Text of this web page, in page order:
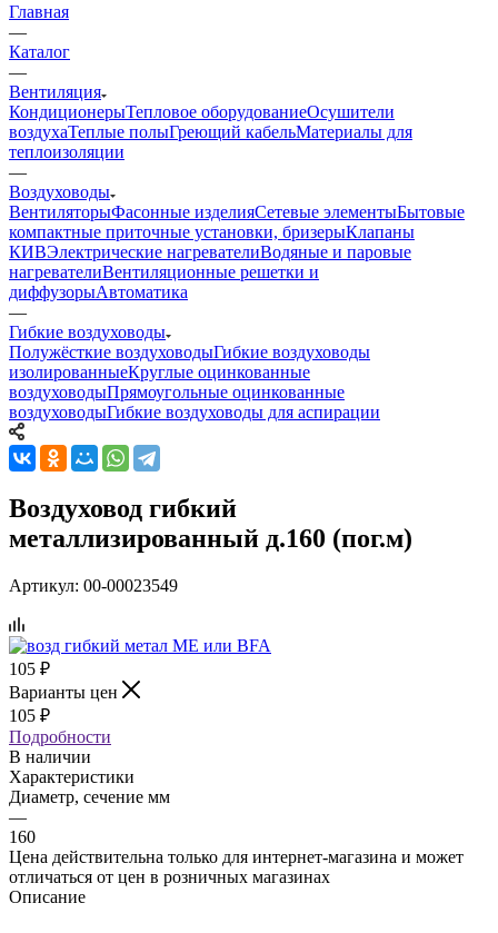
Главная
—
Каталог
—
Вентиляция
КондиционерыТепловое оборудованиеОсушители
воздухаТеплые полыГреющий кабельМатериалы для
теплоизоляции
—
Воздуховоды
ВентиляторыФасонные изделияСетевые элементыБытовые
компактные приточные установки, бризерыКлапаны
КИВЭлектрические нагревателиВодяные и паровые
нагревателиВентиляционные решетки и
диффузорыАвтоматика
—
Гибкие воздуховоды
Полужёсткие воздуховодыГибкие воздуховоды
изолированныеКруглые оцинкованные
воздуховодыПрямоугольные оцинкованные
воздуховодыГибкие воздуховоды для аспирации
Воздуховод гибкий
металлизированный д.160 (пог.м)
Артикул: 00-00023549
105 ₽
Варианты цен
105 ₽
Подробности
В наличии
Характеристики
Диаметр, сечение мм
—
160
Цена действительна только для интернет-магазина и может
отличаться от цен в розничных магазинах
Описание